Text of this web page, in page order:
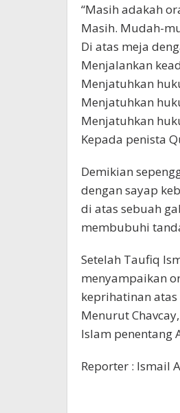
“Masih adakah
Masih. Mudah-
Di atas meja
Menjalankan
Menjatuhkan
Menjatuhkan
Menjatuhkan
Kepada penista
Demikian
dengan sayap
di atas sebuah
membubuhi
Setelah Taufiq
menyampaikan
keprihatinan
Menurut
Islam penentang
Reporter : Ismail